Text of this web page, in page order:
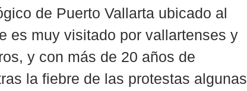
de Puerto Vallarta ubicado al
es muy visitado por vallartenses y
y con más de 20 años de
la fiebre de las protestas algunas